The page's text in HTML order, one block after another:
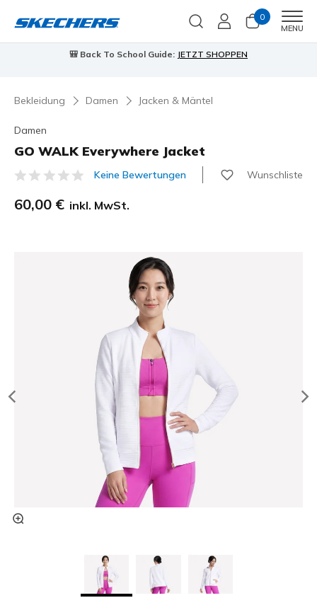
0
MENU
🎒 Back To School Guide: JETZT SHOPPEN
Bekleidung Damen Jacken & Mäntel
Damen
GO WALK Everywhere Jacket
4,1 von 5 Kundenbewertungen
Keine Bewertungen Wunschliste
60,00 € inkl. MwSt.